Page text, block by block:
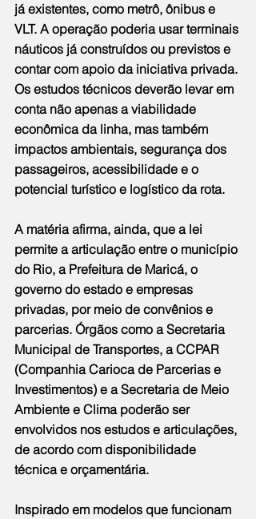
já existentes, como metrô, ônibus e
VLT. A operação poderia usar terminais
náuticos já construídos ou previstos e
contar com apoio da iniciativa privada.
Os estudos técnicos deverão levar em
conta não apenas a viabilidade
econômica da linha, mas também
impactos ambientais, segurança dos
passageiros, acessibilidade e o
potencial turístico e logístico da rota.
A matéria afirma, ainda, que a lei
permite a articulação entre o município
do Rio, a Prefeitura de Maricá, o
governo do estado e empresas
privadas, por meio de convênios e
parcerias. Órgãos como a Secretaria
Municipal de Transportes, a CCPAR
(Companhia Carioca de Parcerias e
Investimentos) e a Secretaria de Meio
Ambiente e Clima poderão ser
envolvidos nos estudos e articulações,
de acordo com disponibilidade
técnica e orçamentária.
Inspirado em modelos que funcionam